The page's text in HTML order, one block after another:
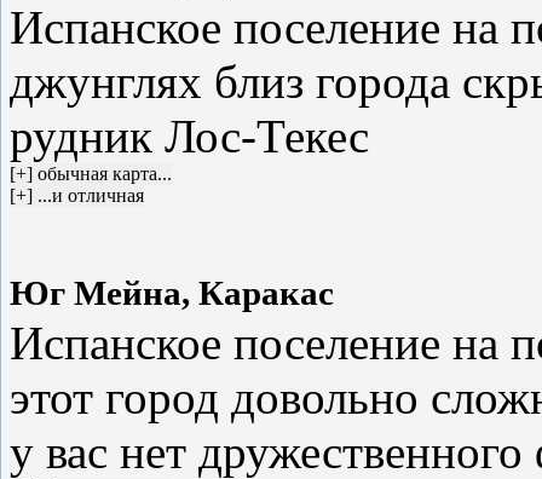
Испанское поселение
джунглях близ города
рудник Лос-Текес
Юг Мейна, Каракас
Испанское поселение
этот город довольно
у вас нет